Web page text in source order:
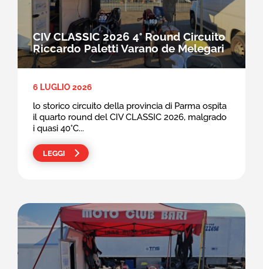
CIV CLASSIC 2026 4° Round Circuito
Riccardo Paletti Varano de Melegari
6 LUGLIO 2026
lo storico circuito della provincia di Parma ospita
il quarto round del CIV CLASSIC 2026, malgrado
i quasi 40°C...
LEGGI